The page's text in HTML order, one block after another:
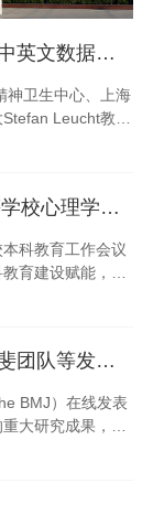
《柳叶刀》刊发中德联合研究：基于中英文数据库的抗精神病药物最新证据
神卫生中心、上海
Leucht教授
形式正式刊发。
括78193名参与
诺美林-曲司氯铵
体精神症状改善
状、认知功能、
-曲司氯铵、奥氮
口服制剂（长效
童和青少年（18
、对既往抗精神
结局指标，如认
心理学院教师获2026年度教育部高等学校心理学类专业教学指导委员会教育教学改革项目立项
科教育工作会议
育建设赋能，全
业教学指导委员
批准88个课程建
予以立项。心理
理学课程建设”项
《人的个性与社
心理学院袁逖飞团队联合新华医院李斐团队等发表无创神经调控重大研究成果
BMJ）在线发表
大研究成果，为
助解决方案。该